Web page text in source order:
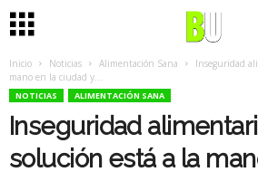
Inicio Noticias Alimentación Sana
Inseguridad
mano en la ciudad y...
NOTICIAS ALIMENTACIÓN SANA
Inseguridad
solución está a la